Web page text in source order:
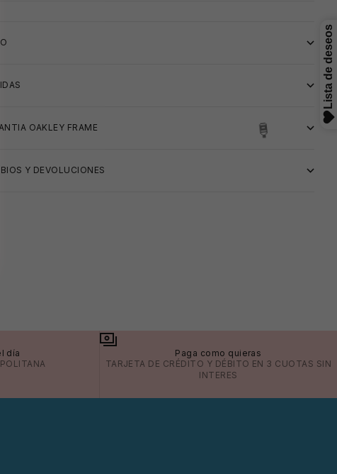
OAKLEY FRAME
Y DEVOLUCIONES
día
Paga como quieras
TARJETA DE CRÉDITO Y DÉBITO EN 3 CUOTAS SIN
INTERES